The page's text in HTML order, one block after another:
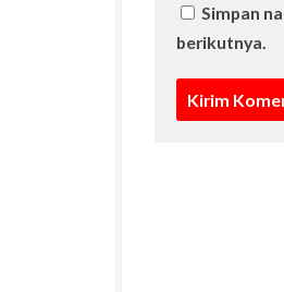
Simpan
berikutnya.